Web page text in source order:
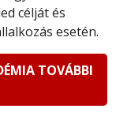
célját és
esetén.
TOVÁBBI